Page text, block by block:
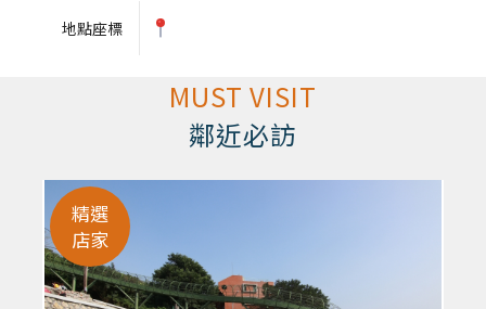
地點座標
MUST VISIT
鄰近必訪
精選
店家